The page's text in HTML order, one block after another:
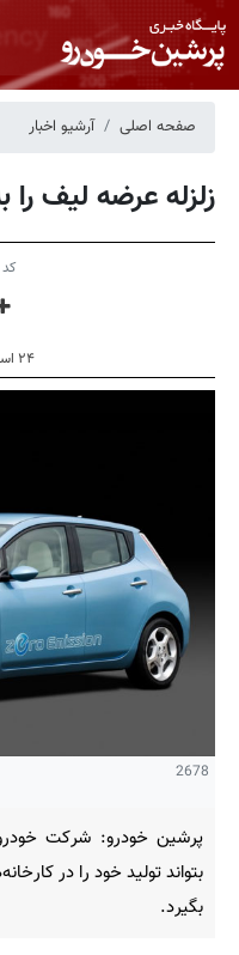
صفحه اصلی آرشیو اخبار
زلزله عرضه لیف را
۲۴ اسفند ۱۳۸۹ - ۱۰:۴۸
2678
پرشین خودرو: شركت
بتواند تولید خود را در
بگیرد.